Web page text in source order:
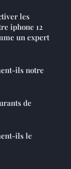
les
iphone 12
un expert
ils notre
de
ils le